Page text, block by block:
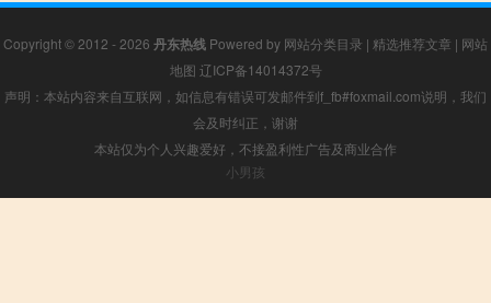
Copyright © 2012 - 2026 丹东热线 Powered by 网站分类目录 | 精选推荐文章 | 网站
地图 辽ICP备14014372号
声明：本站内容来自互联网，如信息有错误可发邮件到f_fb#foxmail.com说明，我们
会及时纠正，谢谢
本站仅为个人兴趣爱好，不接盈利性广告及商业合作
小男孩